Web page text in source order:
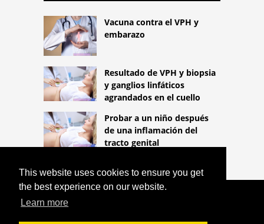
This website uses cookies to ensure you get
the best experience on our website.
Learn more
Vacuna contra el VPH y
embarazo
Resultado de VPH y biopsia
y ganglios linfáticos
agrandados en el cuello
Probar a un niño después
de una inflamación del
tracto genital
HTTPS://LIFESTYLEMED.NET
MADURO Y ANTICONCEPCIÓN